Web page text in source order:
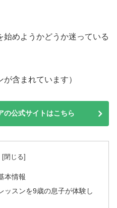
始めようかどうか迷っている
が含まれています）
の公式サイトはこちら
本情報
ッスンを9歳の息子が体験し